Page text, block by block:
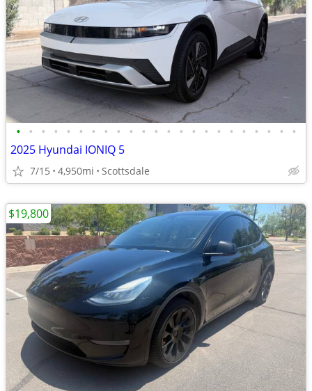
• • • • • • • • • • • • • • • • • • • • • • •
2025 Hyundai IONIQ 5
7/15 4,950mi Scottsdale
$19,800